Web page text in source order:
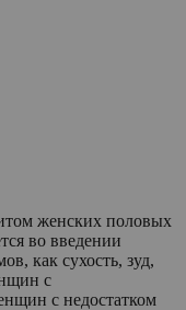
женских половых
во введении
как сухость, зуд,
с
с недостатком